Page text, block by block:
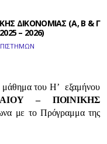
ΔΙΚΟΝΟΜΙΑΣ (Α, Β & Γ
– 2026)
μάθημα του Η’ εξαμήνου
– ΠΟΙΝΙΚΗΣ
με το Πρόγραμμα της